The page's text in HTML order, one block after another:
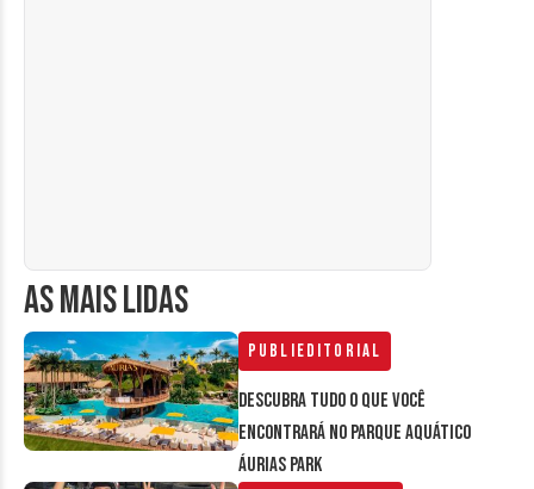
AS MAIS LIDAS
Publieditorial
Descubra tudo o que você
encontrará no parque aquático
Áurias Park